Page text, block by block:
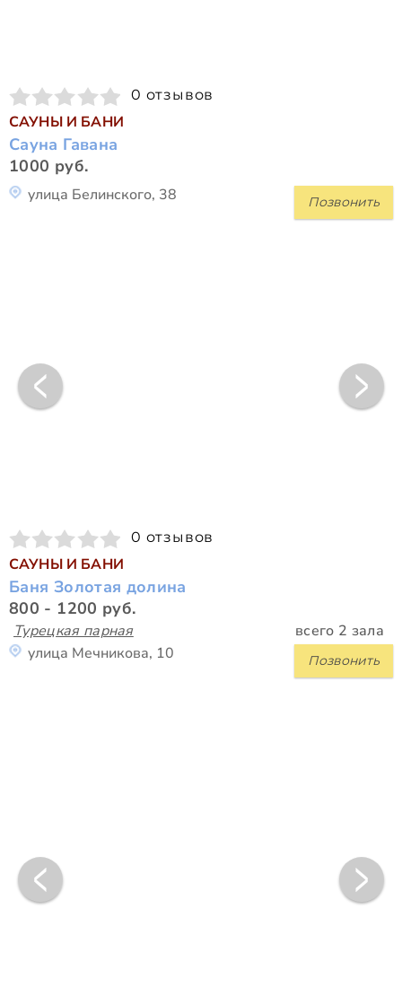
0 отзывов
САУНЫ И БАНИ
Сауна Гавана
1000 руб.
Позвонить
улица Белинского, 38
0 отзывов
САУНЫ И БАНИ
Баня Золотая долина
800 - 1200 руб.
Турецкая парная всего 2 зала
Позвонить
улица Мечникова, 10